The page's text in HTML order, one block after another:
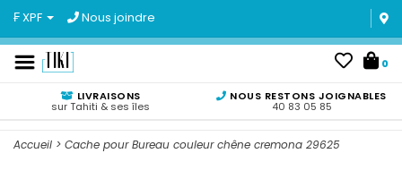
₣ XPF Nous joindre
0
LIVRAISONS
sur Tahiti & ses îles
NOUS RESTONS JOIGNABLES
40 83 05 85
Accueil > Cache pour Bureau couleur chêne cremona 29625